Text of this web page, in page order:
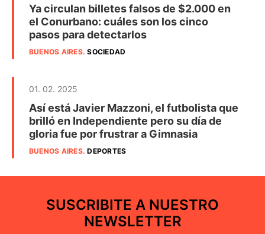
Ya circulan billetes falsos de $2.000 en
el Conurbano: cuáles son los cinco
pasos para detectarlos
BUENOS AIRES.SOCIEDAD
01. 02. 2025
Así está Javier Mazzoni, el futbolista que
brilló en Independiente pero su día de
gloria fue por frustrar a Gimnasia
BUENOS AIRES.DEPORTES
SUSCRIBITE A NUESTRO
NEWSLETTER